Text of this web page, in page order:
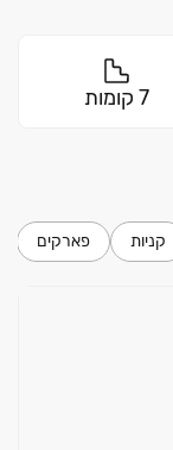
7 קומות
קניות פארקים